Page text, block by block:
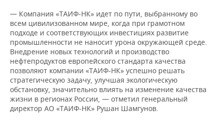
— Компания «ТАИФ-НК» идет по пути, выбранному во
всем цивилизованном мире, когда при грамотном
подходе и соответствующих инвестициях развитие
промышленности не наносит урона окружающей среде.
Внедрение новых технологий и производство
нефтепродуктов европейского стандарта качества
позволяют компании «ТАИФ-НК» успешно решать
стратегическую задачу, улучшая экологическую
обстановку, значительно влиять на изменение качества
жизни в регионах России, — отметил генеральный
директор АО «ТАИФ-НК» Рушан Шамгунов.